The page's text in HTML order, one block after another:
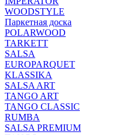
WOODSTYLE
Паркетная доска
POLARWOOD
TARKETT
SALSA
EUROPARQUET
KLASSIKA
SALSA ART
TANGO ART
TANGO CLASSIC
RUMBA
SALSA PREMIUM